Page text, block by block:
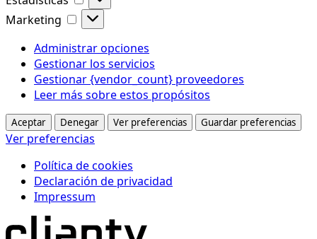
Marketing
Marketing
Administrar opciones
Gestionar los servicios
Gestionar {vendor_count} proveedores
Leer más sobre estos propósitos
Aceptar Denegar Ver preferencias Guardar preferencias
Ver preferencias
Política de cookies
Declaración de privacidad
Impressum